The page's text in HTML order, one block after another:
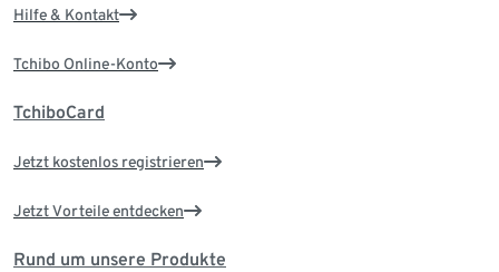
Hilfe & Kontakt
Tchibo Online-Konto
TchiboCard
Jetzt kostenlos registrieren
Jetzt Vorteile entdecken
Rund um unsere Produkte